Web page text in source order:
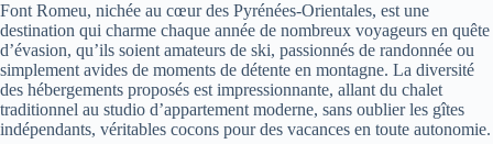
Font Romeu, nichée au cœur des Pyrénées-Orientales, est une
destination qui charme chaque année de nombreux voyageurs en quête
d’évasion, qu’ils soient amateurs de ski, passionnés de randonnée ou
simplement avides de moments de détente en montagne. La diversité
des hébergements proposés est impressionnante, allant du chalet
traditionnel au studio d’appartement moderne, sans oublier les gîtes
indépendants, véritables cocons pour des vacances en toute autonomie.